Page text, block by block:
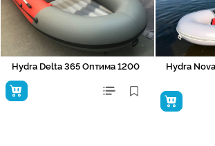
Hydra Delta 365 Оптима 1200
Hydra